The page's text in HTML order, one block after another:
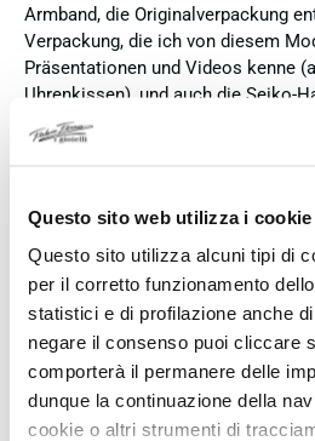
Questo sito web utilizza i cookie
Questo sito utilizza alcuni tipi di
per il corretto funzionamento
statistici e di profilazione anche
negare il consenso puoi cliccare
comporterà il permanere delle
dunque la continuazione della
cookie o altri strumenti di
Armband, die Originalverpackung
Verpackung, die ich von diesem
Präsentationen und Videos kenne
Uhrenkissen), und auch die Seiko-
Modellinformationen fehlten. Die
Zustand und weist keine
geliefert wird. Insgesamt empfehle
des guten Preises und der
jedoch, dass bei zukünftigen
eine vollständige und originale
Verifizierter Käufer